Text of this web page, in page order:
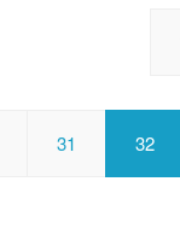
31 32